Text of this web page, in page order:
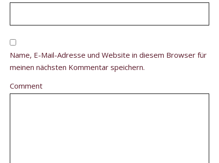
Name, E-Mail-Adresse und Website in diesem Browser für
meinen nächsten Kommentar speichern.
Comment